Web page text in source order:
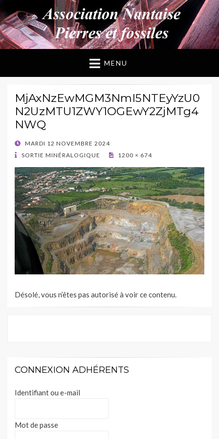
ANPF
Association Nantaise Pierres et Fossiles
MENU
MjAxNzEwMGM3NmI5NTEyYzU0
N2UzMTU1ZWY1OGEwY2ZjMTg4
NWQ
POSTED
ON
MARDI 12 NOVEMBRE 2024
SORTIE MINÉRALOGIQUE
1200 × 674
Désolé, vous n’êtes pas autorisé à voir ce contenu.
CONNEXION ADHÉRENTS
Identifiant ou e-mail
Mot de passe